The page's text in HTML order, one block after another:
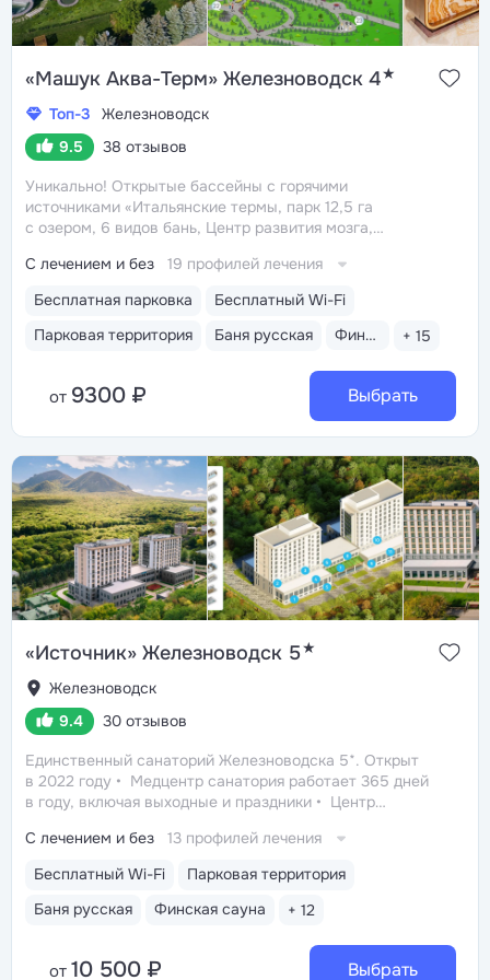
«Машук Аква-Терм» Железноводск 4★
Топ-3
Железноводск
9.5
38 отзывов
Уникально! Открытые бассейны с горячими
источниками «Итальянские термы, парк 12,5 га
с озером, 6 видов бань, Центр развития мозга,
24 программы лечения, EMS-тренировки, большой спа-
комплекс, вода «Легенда Кавказа»
Расположен
в уединенном сосновом бору, между горами Машук
и Бештау. Хорошая транспортная доступность:
Санаторий имеет престижные
награды: «Национальная гостиничная премия»,
«Лучшие санатории РФ», MIBEXPO, AITF. Лидер
рейтинга санаториев Железноводска «Курорт26.ру»
Территория-парк 12,5 га
Бесплатная парковка
Бесплатный Wi-Fi
Парковая территория
Баня русская Финская сауна + 15
С лечением и без 19 профилей лечения
от 9300 ₽ Выбрать
«Источник» Железноводск 5★
Железноводск
9.4
30 отзывов
Единственный санаторий Железноводска 5*. Открыт
в 2022 году
Медцентр санатория работает 365 дней
в году, включая выходные и праздники
Центр
парк, Пушкинская галерея, бюветы «Славяновский»
и «Смирновский», бальнеогрязелечебница, каскадная
лестница, Ferrum-площадь, озеро «30’Ка»
Собственный бювет с минеральной водой двух
Бесплатный Wi-Fi
Парковая территория
Баня русская
Финская сауна + 12
С лечением и без 13 профилей лечения
от 10 500 ₽ Выбрать